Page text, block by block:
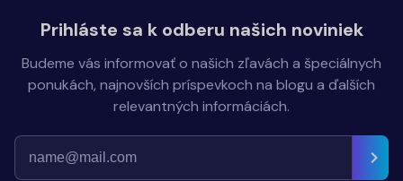
Prihláste sa k odberu našich noviniek
Budeme vás informovať o našich zľavách a špeciálnych
ponukách, najnovších príspevkoch na blogu a ďalších
relevantných informáciách.